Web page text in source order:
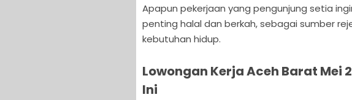
Apapun pekerjaan yang pengunjung setia
penting halal dan berkah, sebagai sumber
kebutuhan hidup.
Lowongan Kerja Aceh Barat Mei
Ini